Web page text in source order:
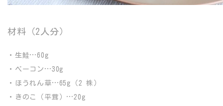
材料（2人分）
・生鮭…60g
・ベーコン…30g
・ほうれん草…65g（2 株）
・きのこ（平茸）…20g